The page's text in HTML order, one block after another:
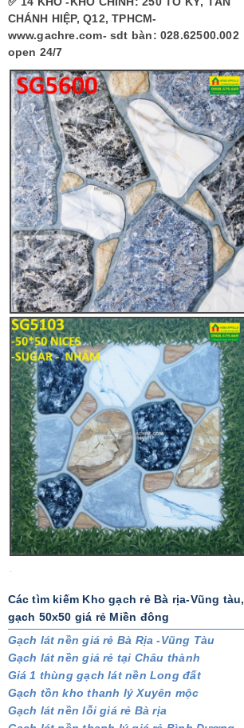
CHÁNH HIỆP, Q12, TPHCM-
www.gachre.com- sdt bàn: 028.62500.002
open 24/7
Các tìm kiếm Kho gạch rẻ Bà rịa-Vũng tàu,
gạch 50x50 giá rẻ Miền đông
Gạch lát nền giá rẻ Bà Rịa -Vũng Tàu
Gạch lát nền giá rẻ tại Châu thành
Giá 1 thùng gạch lát nền Long đất
Gạch tồn kho thanh lý Xuyên mộc
Gạch lát nền lỗi giá rẻ Bà rịa